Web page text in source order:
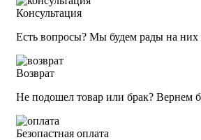
Консультация
Есть вопросы? Мы будем рады на них
Возврат
Не подошел товар или брак? Вернем
Безопастная оплата